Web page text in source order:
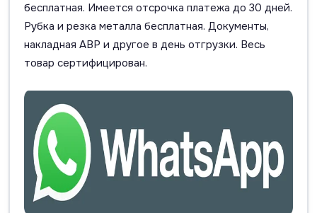
бесплатная. Имеется отсрочка платежа до 30 дней.
Рубка и резка металла бесплатная. Документы,
накладная АВР и другое в день отгрузки. Весь
товар сертифицирован.